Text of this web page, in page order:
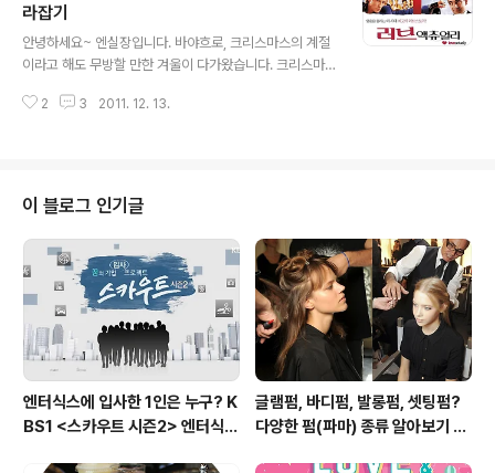
좋답니다. 내일은 겨울치고는 포근한 날씨가 될 것으로 예
상됩니다. 아우터를 조금 얇게 입으셔도 좋을 것 같아요. 특
히 남성분들은 매일같이 같은 코디를 많이 하시잖아요. 내
요? CK진은 모던한 스타일의 아이템들이 많은 곳이죠. 디
라잡기
안녕하세요~ 엔실장입니다. 바야흐로, 크리스마스의 계절
이라고 해도 무방할 만한 겨울이 다가왔습니다. 크리스마
고 흥겨운 캐롤송과 크리스마스를 더욱 빛내 줄 하얀 눈꽃
이 따뜻해지는 시기라서 그런지, 크리스마스에는 많은 영
화들이 개봉을 하고, 다른 영화들보다 우리의 기억 속에 진
하게 남아있는 것 같네요. 그럼 오늘은 크리스마스 시즌을
맞아, 대표적인 크리스마스 영화인 ‘러브 액츄얼리’와 ‘로맨
틱 홀리데이’ 속 패션에 대해 집고 넘어가는 시간을 가져볼
까 합니다. “Love actuall..
2 3 2011. 12. 13.
이 블로그 인기글
엔터식스에 입사한 1인은 누구? K
BS1 <스카우트 시즌2> 엔터식스
글램펌, 바디펌, 발롱펌, 셋팅펌?
다양한 펌(파마) 종류 알아보기 여